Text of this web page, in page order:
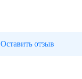
Оставить отзыв